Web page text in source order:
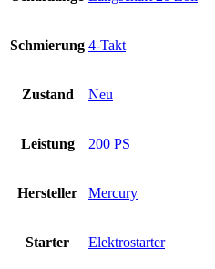
Schmierung 4-Takt
Zustand Neu
Leistung 200 PS
Hersteller Mercury
Starter Elektrostarter